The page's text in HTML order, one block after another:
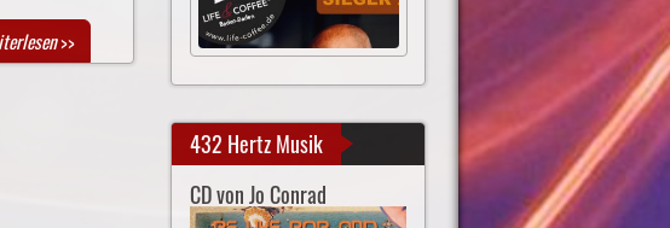
>>
432 Hertz Musik
CD von Jo Conrad